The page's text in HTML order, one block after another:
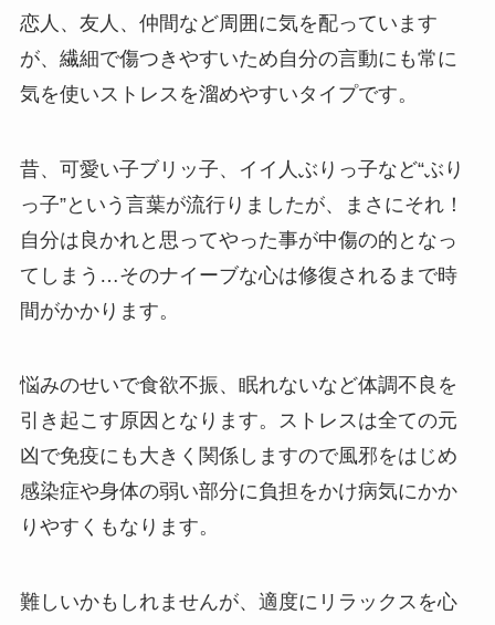
恋人、友人、仲間など周囲に気を配っています
が、繊細で傷つきやすいため自分の言動にも常に
気を使いストレスを溜めやすいタイプです。
昔、可愛い子ブリッ子、イイ人ぶりっ子など“ぶり
っ子”という言葉が流行りましたが、まさにそれ！
自分は良かれと思ってやった事が中傷の的となっ
てしまう…そのナイーブな心は修復されるまで時
間がかかります。
悩みのせいで食欲不振、眠れないなど体調不良を
引き起こす原因となります。ストレスは全ての元
凶で免疫にも大きく関係しますので風邪をはじめ
感染症や身体の弱い部分に負担をかけ病気にかか
りやすくもなります。
難しいかもしれませんが、適度にリラックスを心